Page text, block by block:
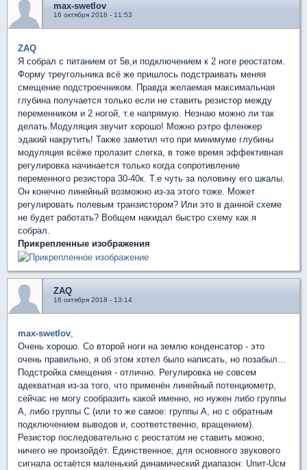
max-swetlov
16 октября 2018 - 11:53
ZAQ
Я собрал с питанием от 5в,и подключением к 2 ноге реостатом.
Форму треугольника всё же пришлось подстраивать меняя
смещение подстроечником. Правда желаемая максимальная
глубина получается только если не ставить резистор между
переменником и 2 ногой, т.е напрямую. Незнаю можно ли так
делать.Модуляция звучит хорошо! Можно рэтро фленжер
эдакий накрутить! Также заметил что при минимуме глубины
модуляция всёже пролазит слегка, в тоже время эффективная
регулировка начинается только когда сопротивление
переменного резистора 30-40к. Т.е чуть за половину его шкалы.
Он конечно линейный возможно из-за этого тоже. Может
регулировать полевым транзистором? Или это в данной схеме
не будет работать? Вобщем накидал быстро схему как я
собрал.
Прикрепленные изображения
ZAQ
16 октября 2018 - 13:14
max-swetlov,
Очень хорошо. Со второй ноги на землю конденсатор - это
очень правильно, я об этом хотел было написать, но позабыл...
Подстройка смещения - отлично. Регулировка не совсем
адекватная из-за того, что применён линейный потенциометр,
сейчас не могу сообразить какой именно, но нужен либо группы
А, либо группы С (или то же самое: группы А, но с обратным
подключением выводов и, соответственно, вращением).
Резистор последовательно с реостатом не ставить можно,
ничего не произойдёт. Единственное, для основного звукового
сигнала остаётся маленький динамический диапазон: Uпит-Uсм